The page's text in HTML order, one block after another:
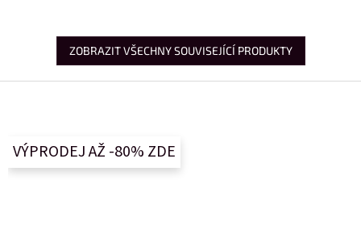
ZOBRAZIT VŠECHNY SOUVISEJÍCÍ PRODUKTY
VÝPRODEJ AŽ -80% ZDE